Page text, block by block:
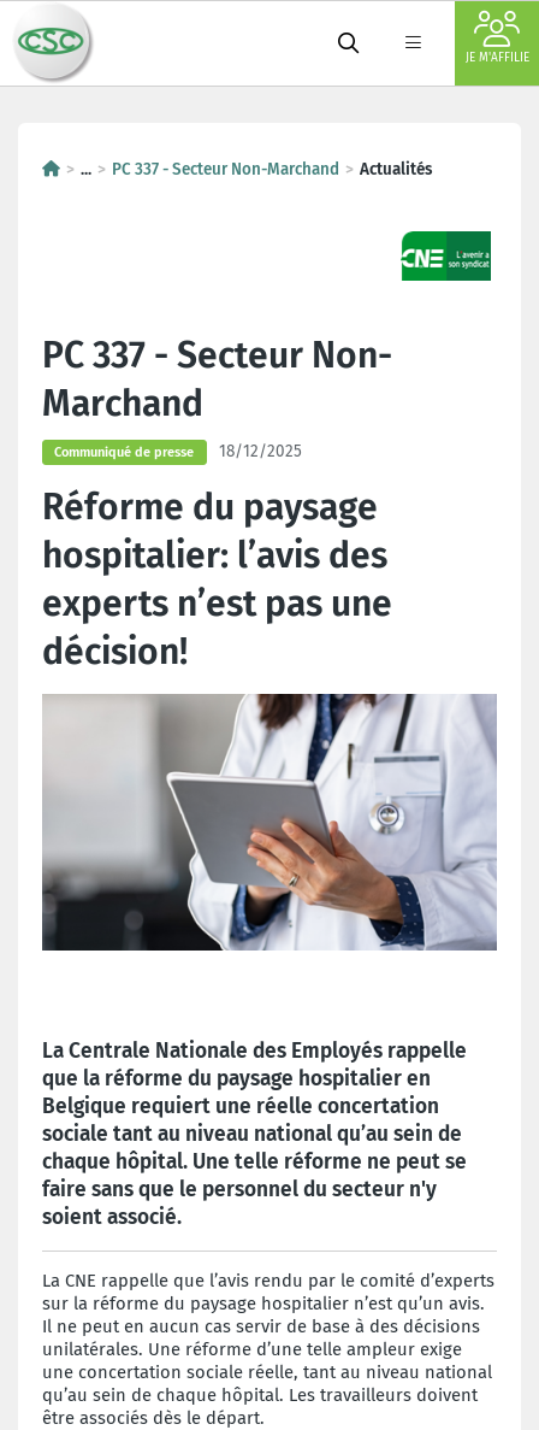
JE M'AFFILIE
... PC 337 - Secteur Non-Marchand Actualités
PC 337 - Secteur Non-
Marchand
Communiqué de presse 18/12/2025
Réforme du paysage
hospitalier: l’avis des
experts n’est pas une
décision!
La Centrale Nationale des Employés rappelle
que la réforme du paysage hospitalier en
Belgique requiert une réelle concertation
sociale tant au niveau national qu’au sein de
chaque hôpital. Une telle réforme ne peut se
faire sans que le personnel du secteur n'y
soient associé.
La CNE rappelle que l’avis rendu par le comité d’experts
sur la réforme du paysage hospitalier n’est qu’un avis.
Il ne peut en aucun cas servir de base à des décisions
unilatérales. Une réforme d’une telle ampleur exige
une concertation sociale réelle, tant au niveau national
qu’au sein de chaque hôpital. Les travailleurs doivent
être associés dès le départ.